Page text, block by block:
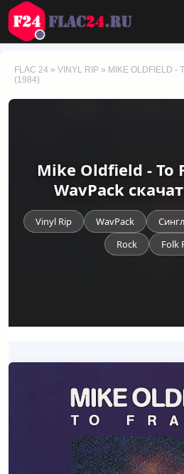
FLAC 24 » VINYL RIP » MIKE OLDFIELD -
(1984)
Mike Oldfield - To
WavPack
Vinyl Rip WavPack
Rock
Folk